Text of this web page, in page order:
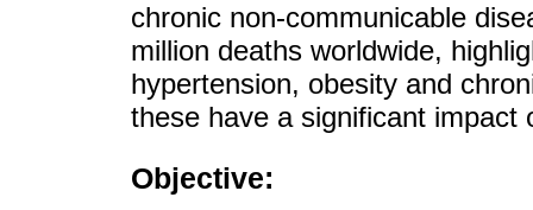
chronic non-communicable
million deaths worldwide,
hypertension, obesity and
these have a significant
Objective: